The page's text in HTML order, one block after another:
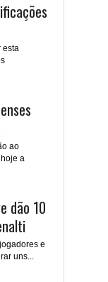
esta
ao
a
dão 10
e
uns...